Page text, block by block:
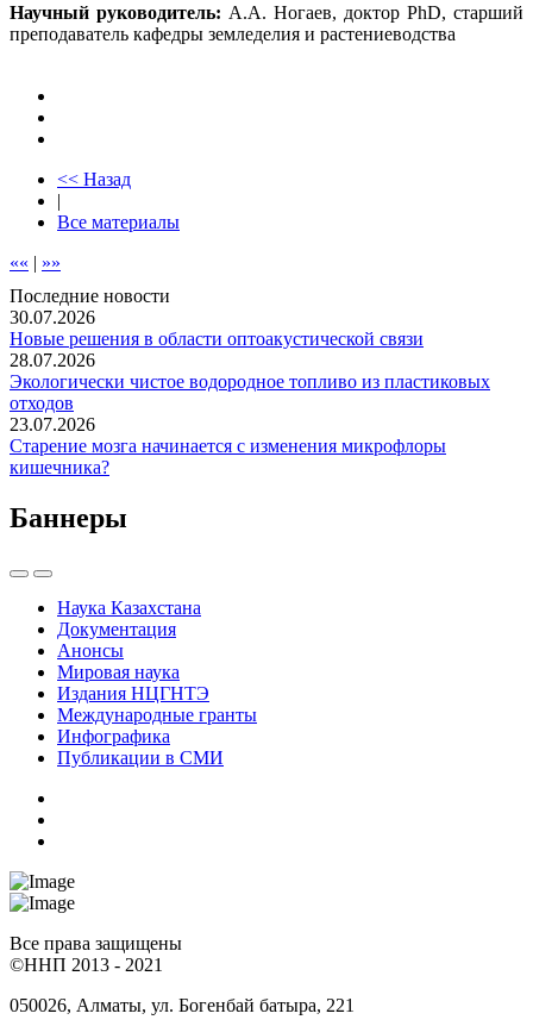
Научный руководитель: А.А. Ногаев, доктор PhD, старший
преподаватель кафедры земледелия и растениеводства
<< Назад
|
Все материалы
«« | »»
Последние новости
30.07.2026
Новые решения в области оптоакустической связи
28.07.2026
Экологически чистое водородное топливо из пластиковых
отходов
23.07.2026
Старение мозга начинается с изменения микрофлоры
кишечника?
Баннеры
Наука Казахстана
Документация
Анонсы
Мировая наука
Издания НЦГНТЭ
Международные гранты
Инфографика
Публикации в СМИ
Все права защищены
©ННП 2013 - 2021
050026, Алматы, ул. Богенбай батыра, 221